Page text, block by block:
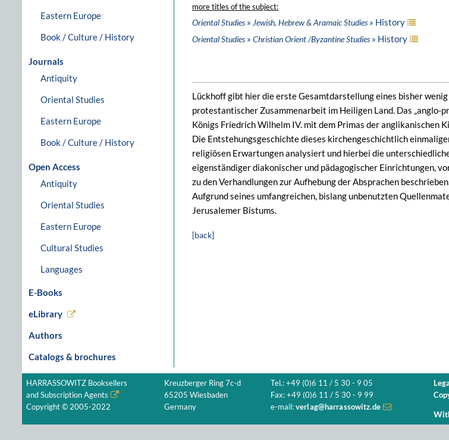
Eastern Europe
Book / Culture / History
Journals
Antiquity
Oriental Studies
Eastern Europe
Book / Culture / History
Open Access
Antiquity
Oriental Studies
Eastern Europe
Cultural Studies
Languages
E-Books
eLibrary
Authors
Catalogs & brochures
more titles of the subject:
Oriental Studies» Jewish, Hebrew & Aramaic Studies» History
Oriental Studies» Christian Orient /Byzantine Studies» History
Lückhoff gibt hier die erste Gesamtdarstellung eines bisher
protestantischer Zusammenarbeit im Heiligen Land. Das „anglo-
Königs Friedrich Wilhelm IV. mit dem Primas der anglikanischen
Die Entstehungsgeschichte dieses kirchengeschichtlich
religiösen Erwartungen analysiert und hierbei die
eigenständiger diakonischer und pädagogischer Einrichtungen,
zu den Verhandlungen zur Aufhebung der Absprachen
Aufgrund seines umfangreichen, bislang unbenutzten
Jerusalemer Bistums.
[back]
HARRASSOWITZ Booksellers
and Subscription Agents
Copyright © 2005-2022
Kreuzberger Ring 7c-d
65205 Wiesbaden
Germany
Tel.: +49 (0)6 11 / 5 30 - 9 05
Fax: +49 (0)6 11 / 5 30 - 9 99
e-mail: verlag@harrassowitz.de